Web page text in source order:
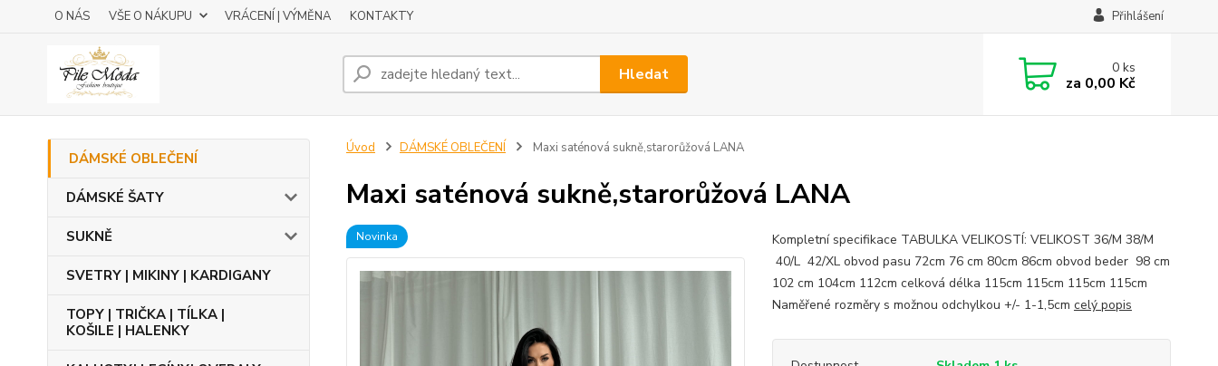
O NÁS VŠE O NÁKUPU VRÁCENÍ | VÝMĚNA KONTAKTY Přihlášení
Hledat 0ks
za 0,00 Kč
DÁMSKÉ OBLEČENÍ
DÁMSKÉ ŠATY
SUKNĚ
SVETRY | MIKINY | KARDIGANY
TOPY | TRIČKA | TÍLKA |
KOŠILE | HALENKY
Úvod DÁMSKÉ OBLEČENÍ Maxi saténová sukně,starorůžová LANA
Maxi saténová sukně,starorůžová LANA
Novinka
Kompletní specifikace TABULKA VELIKOSTÍ: VELIKOST 36/M 38/M
40/L 42/XL obvod pasu 72cm 76 cm 80cm 86cm obvod beder 98 cm
102 cm 104cm 112cm celková délka 115cm 115cm 115cm 115cm
Naměřené rozměry s možnou odchylkou +/- 1-1,5cm celý popis